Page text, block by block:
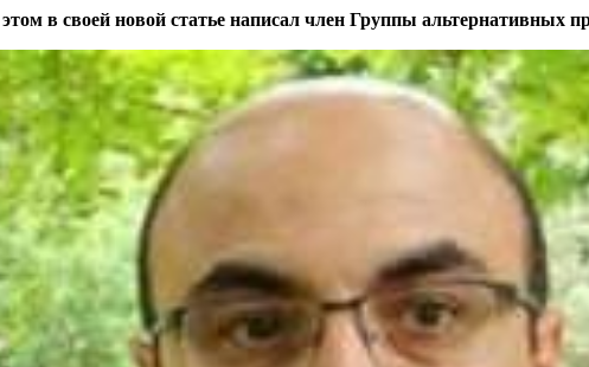
в своей новой статье написал член Группы альтернативных